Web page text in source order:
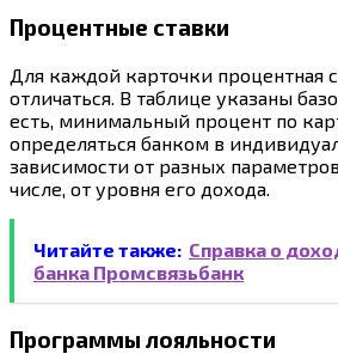
Процентные ставки
Для каждой карточки процентная
отличаться. В таблице указаны
есть, минимальный процент по
определяться банком в
зависимости от разных
числе, от уровня его дохода.
Читайте также: Справка о
банка Промсвязьбанк
Программы лояльности